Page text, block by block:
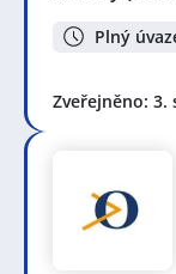
Plný
Zveřejněno: 3.